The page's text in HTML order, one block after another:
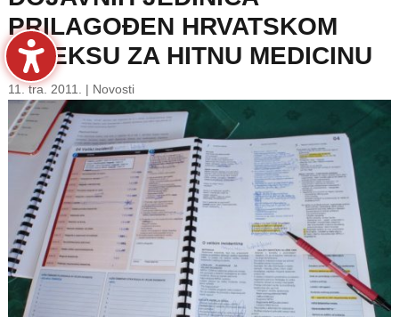
PRILAGOĐEN HRVATSKOM
INDEKSU ZA HITNU MEDICINU
11. tra. 2011. | Novosti